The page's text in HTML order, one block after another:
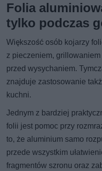
Folia
tylko podczas
Większość osób kojarzy
z pieczeniem,
przed wysychaniem.
znajduje zastosowanie
kuchni.
Jednym z bardziej
folii jest pomoc przy
to, że aluminium samo
przede wszystkim
fragmentów szronu oraz